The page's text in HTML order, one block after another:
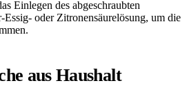
Einlegen des abgeschraubten
Essig- oder Zitronensäurelösung, um die
aus Haushalt